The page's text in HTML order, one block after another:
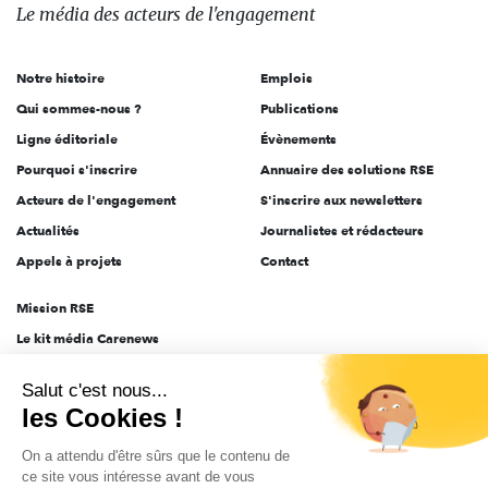
des
l'engagement
Le média des acteurs de l'engagement
Notre histoire
Qui sommes-nous ?
Ligne éditoriale
Pourquoi s'inscrire
Acteurs de l'engagement
Actualités
Appels à projets
Emplois
Publications
Évènements
Annuaire des solutions RSE
S'inscrire aux newsletters
Journalistes et rédacteurs
Contact
Mission RSE
Le kit média Carenews
AEF info
Novethic
PRODURABLE
Salut c'est nous...
les Cookies !
On a attendu d'être sûrs que le contenu de
ce site vous intéresse avant de vous